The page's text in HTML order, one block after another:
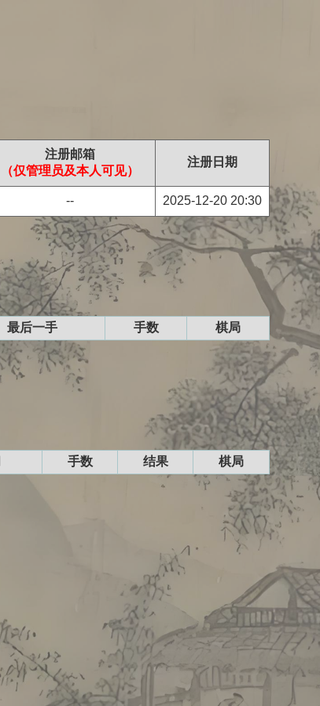
注册邮箱
（仅管理员及本人可见）
注册日期
-- 2025-12-20 20:30
最后一手 手数 棋局
手数 结果 棋局